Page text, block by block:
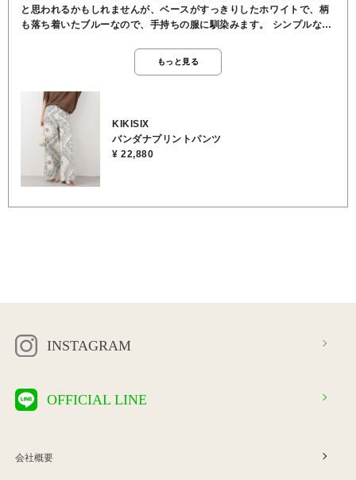
と思われるかもしれませんが、ベースがすっきりしたホワイトで、柄
も落ち着いたブルーなので、手持ちの服に馴染みます。 シンプルなブ
練されたコーディネートになり、広がりすぎないストレート寄りのワ
イドシルエットなので、脚のラインを拾わず、スタイルアップ効果も
ん』なんです！ ウエストの後ろ部分がゴム仕様になっているので、お
腹まわりがとっても楽で、一日中穿いていてもストレスがありませ
ん。 フロントはすっきりしたデザインなので、トップスをインしても
綺麗に見えるのが嬉しいポイントです。 両サイドとバックに深めのポ
ケットがしっかりついているので、スマートフォンやちょっとした小
物を入れるのにも便利なんです。 軽やかで涼しい穿き心地なので、こ
ト 70cm ★股上 32cm ★股下 74cm ★裾幅 36cm ★渡り幅 36cm ★
もっと見る
KIKISIX
バンダナプリントパンツ
¥ 22,880
INSTAGRAM
OFFICIAL LINE
会社概要